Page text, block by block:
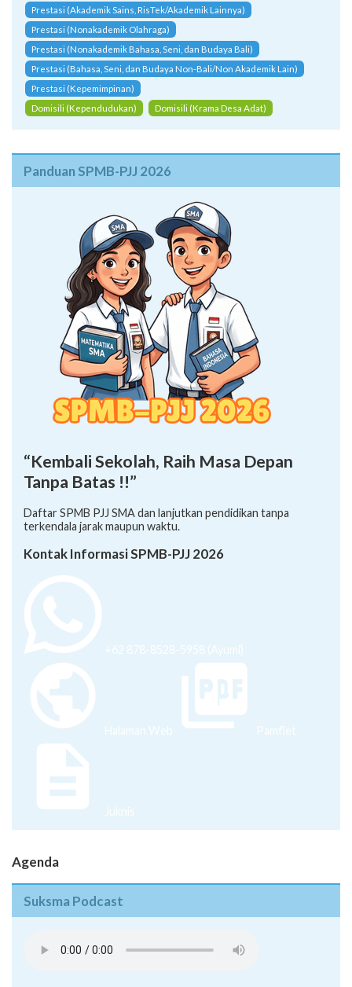
Prestasi (Akademik Sains, RisTek/Akademik Lainnya)
Prestasi (Nonakademik Olahraga)
Prestasi (Nonakademik Bahasa, Seni, dan Budaya Bali)
Prestasi (Bahasa, Seni, dan Budaya Non-Bali/Non Akademik Lain)
Prestasi (Kepemimpinan)
Domisili (Kependudukan)
Domisili (Krama Desa Adat)
Panduan SPMB-PJJ 2026
“Kembali Sekolah, Raih Masa Depan
Tanpa Batas !!”
Daftar SPMB PJJ SMA dan lanjutkan pendidikan tanpa
terkendala jarak maupun waktu.
Kontak Informasi SPMB-PJJ 2026
+62 878-8528-5958 (Ayumi)
Halaman Web Pamflet
Juknis
Agenda
Suksma Podcast